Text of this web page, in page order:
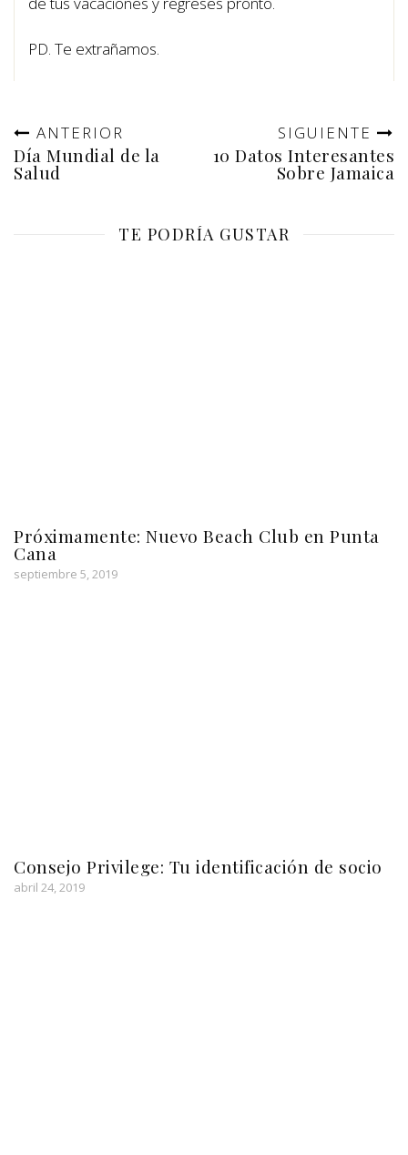
PD. Te extrañamos.
ANTERIOR
Día Mundial de la
Salud
SIGUIENTE
10 Datos Interesantes
Sobre Jamaica
TE PODRÍA GUSTAR
Próximamente: Nuevo Beach Club en Punta
Cana
septiembre 5, 2019
Consejo Privilege: Tu identificación de socio
abril 24, 2019